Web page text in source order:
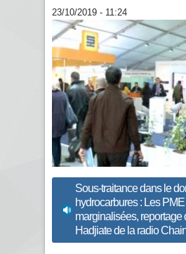
23/10/2019 - 11:24
Sous-traitance dans le
hydrocarbures : Les PME
marginalisées, reportage
Hadjiate de la radio